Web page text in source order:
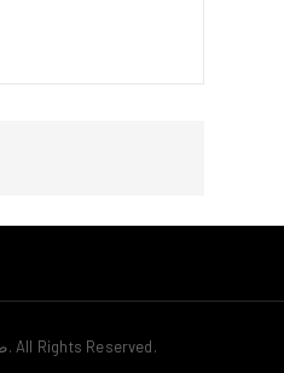
© 2026 - طنط زيزي. All Rights Reserved.